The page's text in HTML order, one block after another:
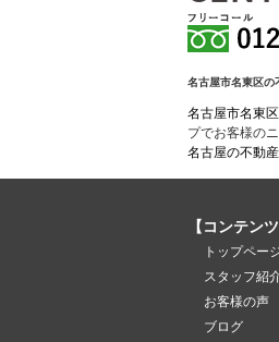
名古屋市名東区の
名古屋市名東
プでお客様の
名古屋の不動
【コンテンツ
トップペー
スタッフ紹
お客様の声
ブログ